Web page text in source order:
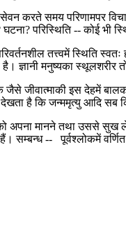
सेवन करते समय परिणामपर
परिस्थिति -- कोई भी
तत्त्वमें स्थिति
ज्ञानी मनुष्यका स्थूलशरीर
इस देहमें
है कि जन्ममृत्यु आदि सब
अपना मानने तथा उससे
-- पूर्वश्लोकमें